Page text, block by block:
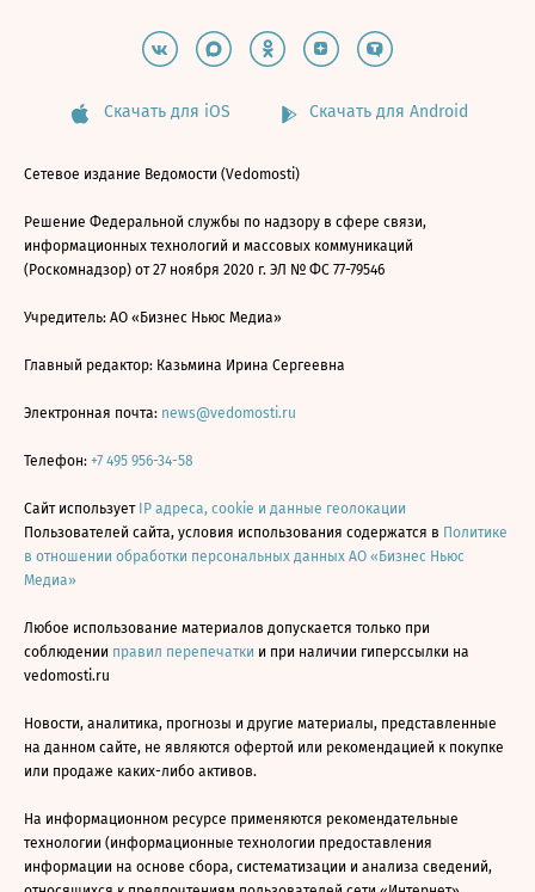
Скачать для iOS Скачать для Android
Сетевое издание Ведомости (Vedomosti)
Решение Федеральной службы по надзору в сфере связи,
информационных технологий и массовых коммуникаций
(Роскомнадзор) от 27 ноября 2020 г. ЭЛ № ФС 77-79546
Учредитель: АО «Бизнес Ньюс Медиа»
Главный редактор: Казьмина Ирина Сергеевна
Электронная почта: news@vedomosti.ru
Телефон: +7 495 956-34-58
Сайт использует IP адреса, cookie и данные геолокации
Пользователей сайта, условия использования содержатся в Политике
в отношении обработки персональных данных АО «Бизнес Ньюс
Медиа»
Любое использование материалов допускается только при
соблюдении правил перепечатки и при наличии гиперссылки на
vedomosti.ru
Новости, аналитика, прогнозы и другие материалы, представленные
на данном сайте, не являются офертой или рекомендацией к покупке
или продаже каких-либо активов.
На информационном ресурсе применяются рекомендательные
технологии (информационные технологии предоставления
информации на основе сбора, систематизации и анализа сведений,